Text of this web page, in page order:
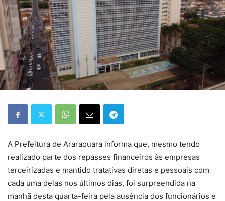
A Prefeitura de Araraquara informa que, mesmo tendo
realizado parte dos repasses financeiros às empresas
terceirizadas e mantido tratativas diretas e pessoais com
cada uma delas nos últimos dias, foi surpreendida na
manhã desta quarta-feira pela ausência dos funcionários e